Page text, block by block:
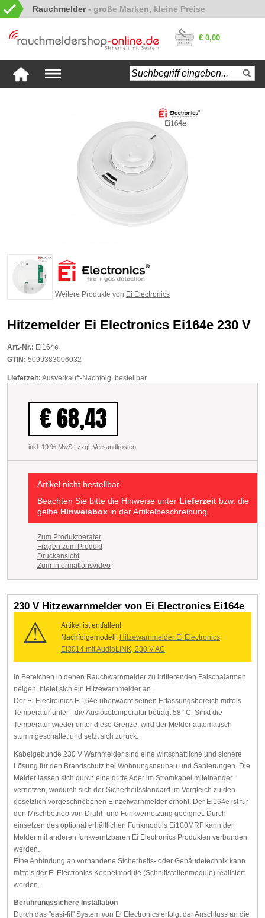
Rauchmelder
€ 0,00
Weitere Produkte von Ei Electronics
Hitzemelder Ei Electronics Ei164e 230 V
Art.-Nr.: Ei164e
GTIN: 5099383006032
Lieferzeit: Ausverkauft-Nachfolg. bestellbar
€ 68,43
inkl. 19 % MwSt. zzgl. Versandkosten
Artikel nicht bestellbar.
Beachten Sie bitte die Hinweise unter Lieferzeit bzw. die
gelbe Hinweisbox in der Artikelbeschreibung.
Zum Produktberater
Fragen zum Produkt
Druckansicht
Zum Informationsvideo
230 V Hitzewarnmelder von Ei Electronics Ei164e
Artikel ist entfallen!
Nachfolgemodell: Hitzewarnmelder Ei Electronics
Ei3014 mit AudioLINK, 230 V AC
In Bereichen in denen Rauchwarnmelder zu irritierenden Falschalarmen
neigen, bietet sich ein Hitzewarnmelder an.
Der Ei Electroinics Ei164e überwacht seinen Erfassungsbereich mittels
Temperaturfühler - die Auslösetemperatur beträgt 58 °C. Sinkt die
Temperatur wieder unter diese Grenze, wird der Melder automatisch
stummgeschaltet und setzt sich zurück.
Kabelgebunde 230 V Warnmelder sind eine wirtschaftliche und sichere
Lösung für den Brandschutz bei Wohnungsneubau und Sanierungen. Die
Melder lassen sich durch eine dritte Ader im Stromkabel miteinander
vernetzen, wodurch sich der Sicherheitsstandard im Vergleich zu den
gesetzlich vorgeschriebenen Einzelwarnmelder erhöht. Der Ei164e ist für
den Mischbetrieb von Draht- und Funkvernetzung geeignet. Durch
einsetzen des optional erhältlichen Funkmoduls Ei100MRF kann der
Melder mit anderen funkverntzbaren Ei Electronics Produkten verbunden
werden.
Eine Anbindung an vorhandene Sicherheits- oder Gebäudetechnik kann
mittels der Ei Electronics Koppelmodule (Schnittstellenmodule) realisiert
werden.
Berührungssichere Installation
Durch das "easi-fit" System von Ei Electronics erfolgt der Anschluss an die